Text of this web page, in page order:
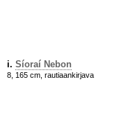
i. Síoraí Nebon
8, 165 cm, rautiaankirjava